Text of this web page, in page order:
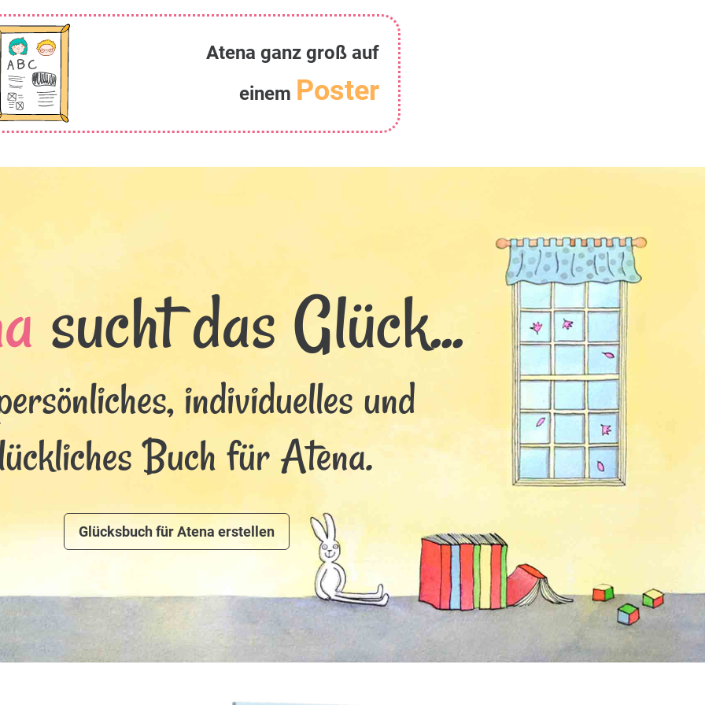
Atena ganz groß auf
einem Poster
sucht das Glück...
individuelles und
Buch für Atena.
Glücksbuch für Atena erstellen